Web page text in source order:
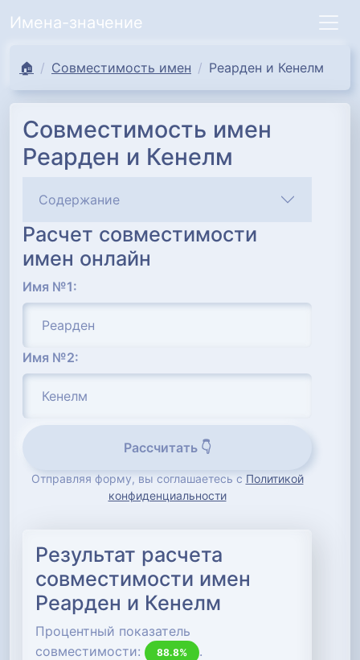
Имена-значение
🏠 Совместимость имен Реарден и Кенелм
Совместимость имен
Реарден и Кенелм
Содержание
Расчет совместимости
имен онлайн
Имя №1:
Имя №2:
Рассчитать 👇
Отправляя форму, вы соглашаетесь с Политикой
конфиденциальности
Результат расчета
совместимости имен
Реарден и Кенелм
Процентный показатель
совместимости:
88.8% .